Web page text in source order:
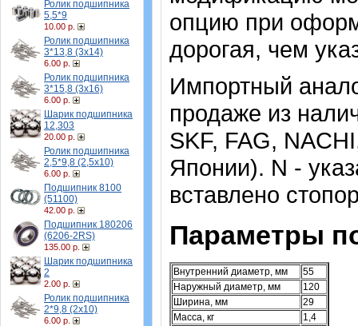
Ролик подшипника
5,5*9
10.00 р.
Ролик подшипника
3*13,8 (3х14)
6.00 р.
Ролик подшипника
3*15,8 (3х16)
6.00 р.
Шарик подшипника
12,303
20.00 р.
Ролик подшипника
2,5*9,8 (2,5х10)
6.00 р.
Подшипник 8100
(51100)
42.00 р.
Подшипник 180206
(6206-2RS)
135.00 р.
Шарик подшипника
2
2.00 р.
Ролик подшипника
2*9,8 (2х10)
6.00 р.
опцию при
дорогая, чем
Импортный
продаже из
SKF, FAG,
Японии). N -
вставлено
Параметры
Внутренний диаметр, мм
55
Наружный диаметр, мм
120
Ширина, мм
29
Масса, кг
1,4